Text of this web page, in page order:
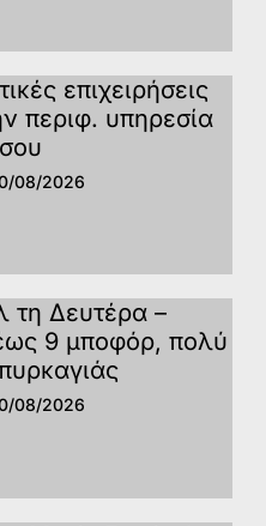
επιχειρήσεις
περιφ. υπηρεσία
08/2026
τη Δευτέρα –
9 μποφόρ, πολύ
08/2026